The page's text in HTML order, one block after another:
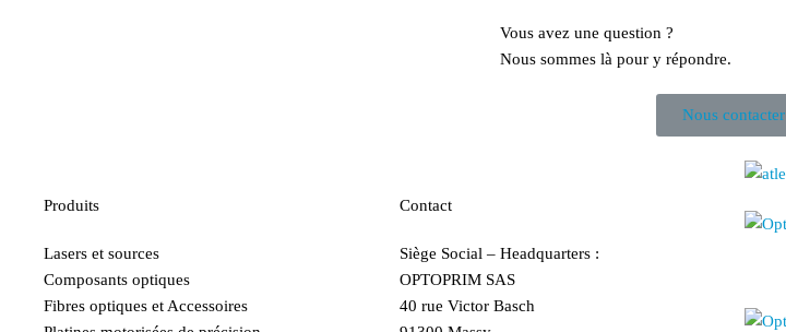
Vous avez une question ?
Nous sommes là pour y répondre.
Nous contacter
Produits
Lasers et sources
Composants optiques
Fibres optiques et Accessoires
Contact
Siège Social – Headquarters :
OPTOPRIM SAS
40 rue Victor Basch